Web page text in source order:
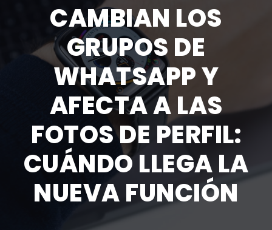
CAMBIAN LOS
GRUPOS DE
WHATSAPP Y
AFECTA A LAS
FOTOS DE PERFIL:
CUÁNDO LLEGA LA
NUEVA FUNCIÓN